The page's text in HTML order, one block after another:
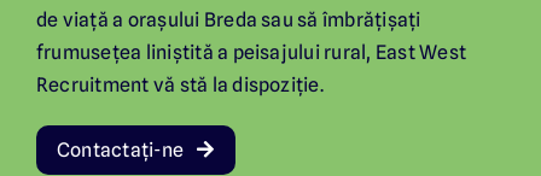
de viață a orașului Breda sau să îmbrățișați
frumusețea liniștită a peisajului rural, East West
Recruitment vă stă la dispoziție.
Contactați-ne